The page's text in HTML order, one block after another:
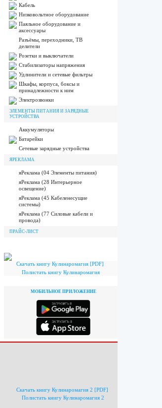
Кабель
Низковольтное оборудование
Паяльное оборудование и
аксессуары
Разъёмы, переходники, ТВ
делители
Розетки и выключатели
Стабилизаторы напряжения
Удлинители и сетевые фильтры
Шкафы, корпуса, боксы и
принадлежности к ним
Электрозвонки
ЭЛЕМЕНТЫ ПИТАНИЯ И ЗАРЯДНЫЕ
УСТРОЙСТВА
Аккумуляторы
Батарейки
Сетевые зарядные устройства
ЯРЕКЛАМА
яРеклама (04 Элементы питания)
яРеклама (28 Интерьерное
освещение)
яРеклама (45 Кабеленесущие
системы)
яРеклама (77 Силовые кабели и
провода)
ПРАЙС-ЛИСТ
Скачать книгу Кулинаромагия 2 [PDF]
Полистать книгу Кулинаромагия 2
Скачать книгу Кулинаромагия [PDF]
Полистать книгу Кулинаромагия
МОБИЛЬНОЕ ПРИЛОЖЕНИЕ